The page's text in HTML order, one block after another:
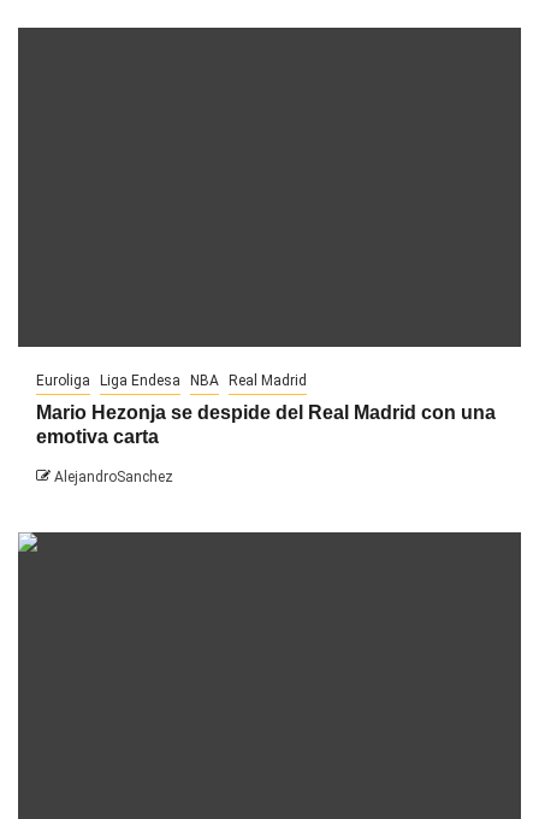
Euroliga Liga Endesa NBA Real Madrid
Mario Hezonja se despide del Real Madrid con una
emotiva carta
AlejandroSanchez